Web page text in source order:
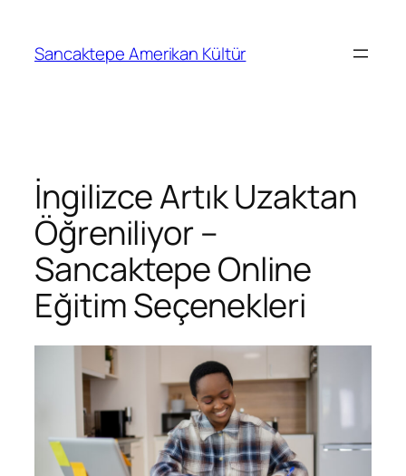
Sancaktepe Amerikan Kültür
İngilizce Artık Uzaktan
Öğreniliyor –
Sancaktepe Online
Eğitim Seçenekleri